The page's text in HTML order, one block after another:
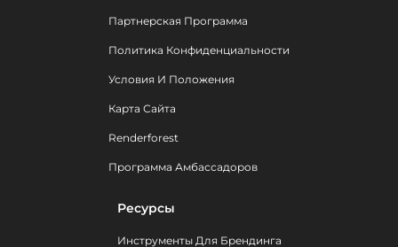
Партнерская Программа
Политика Конфиденциальности
Условия И Положения
Карта Сайта
Renderforest
Программа Амбассадоров
Ресурсы
Инструменты Для Брендинга